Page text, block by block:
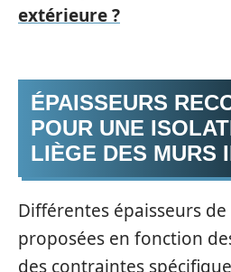
extérieure ?
ÉPAISSEURS
POUR UNE
LIÈGE DES MURS
Différentes épaisseurs
proposées en fonction
des contraintes